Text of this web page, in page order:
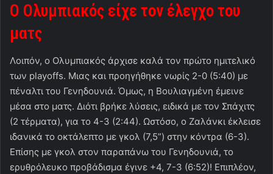
Ο Ολυμπιακός είχε τον έλεγχο του
ματς
Λοιπόν, ο Ολυμπιακός άρχισε καλά τον πρώτο ημιτελικό
των playoffs. Μιας και προηγήθηκε νωρίς 2-0 (5:40) με
πέναλτι του Γενηδουνιά. Όμως, η Βουλιαγμένη έμεινε
μέσα στο ματς. Διότι βρήκε λύσεις, ειδικά με τον Σπάχιτς
(2 τέρματα), για το 4-3 (2:44). Ωστόσο, ο Ζαλάνκι έκλεισε
ιδανικά το οκτάλεπτο με γκολ (7,5”) στην κόντρα (6-3).
Επίσης με γκολ στον παραπάνω του Γενηδουνιά, το
ερυθρόλευκο προβάδισμα έγινε +4, 7-3 (6:52)! Επιπλέον,